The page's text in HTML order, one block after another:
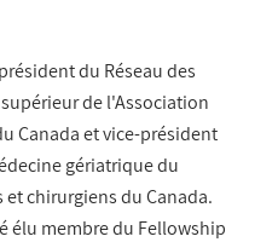
du Réseau des
de l'Association
Canada et vice-président
gériatrique du
chirurgiens du Canada.
élu membre du Fellowship